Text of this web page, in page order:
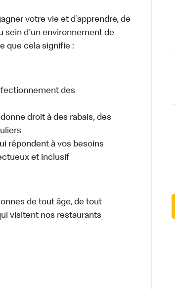
votre vie et d’apprendre, de
sein d’un environnement de
que cela signifie :
des
droit à des rabais, des
répondent à vos besoins
et inclusif
de tout âge, de tout
visitent nos restaurants